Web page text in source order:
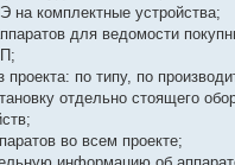
на комплектные устройства;
для ведомости
по типу, по
отдельно стоящего
во всем проекте;